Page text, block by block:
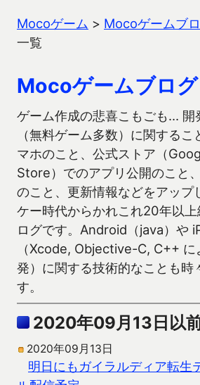
Mocoゲーム > Mocoゲームブ
一覧
Mocoゲームブログ
ゲーム作成の悲喜こもごも… 開
（無料ゲーム多数）に関するこ
マホのこと、公式ストア（
Store）でのアプリ公開のこと
のこと、更新情報などをアップ
ケー時代からかれこれ20年以
ログです。Android（java）や
（Xcode, Objective-C, C++ に
発）に関する技術的なことも時
す。
2020年09月13日以
2020年09月13日
明日にもガイラルディア転生